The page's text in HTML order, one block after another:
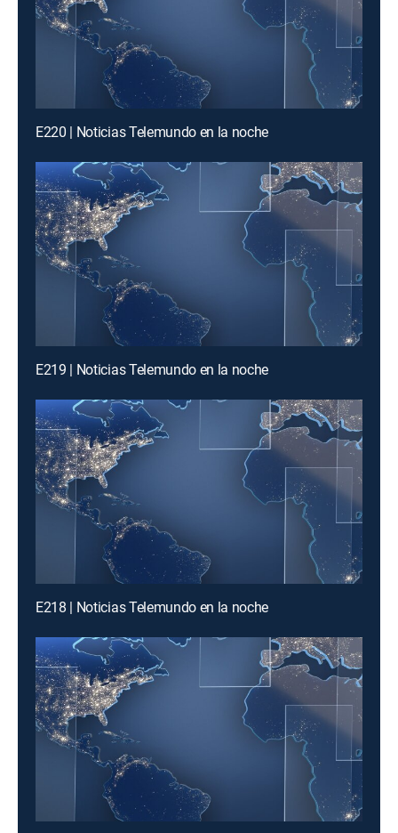
E220 | Noticias Telemundo en la noche
E219 | Noticias Telemundo en la noche
E218 | Noticias Telemundo en la noche